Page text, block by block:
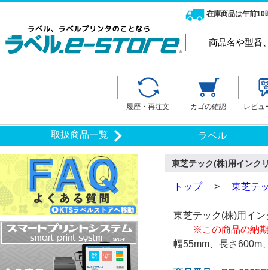
在庫商品は午前10
履歴・再注文 カゴの確認 レビュ
取扱商品一覧 ラベル
東芝テック(株)用イン
トップ> 東芝テ
東芝テック(株)用イ
※この商品の納期
幅55mm、長さ